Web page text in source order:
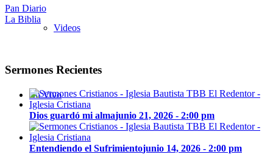
Videos
En Vivo
Pan Diario
La Biblia
Sermones Recientes
Dios guardó mi almajunio 21, 2026 - 2:00 pm
Entendiendo el Sufrimientojunio 14, 2026 - 2:00 pm